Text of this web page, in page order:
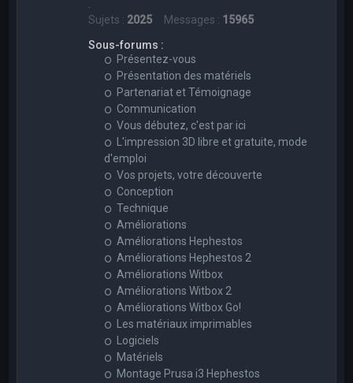
Sujets : 2025 Messages : 15965
Sous-forums :
Présentez-vous
Présentation des matériels
Partenariat et Témoignage
Communication
Vous débutez, c'est par ici
L'impression 3D libre et gratuite, mode
d'emploi
Vos projets, votre découverte
Conception
Technique
Améliorations
Améliorations Hephestos
Améliorations Hephestos 2
Améliorations Witbox
Améliorations Witbox 2
Améliorations Witbox Go!
Les matériaux imprimables
Logiciels
Matériels
Montage Prusa i3 Hephestos